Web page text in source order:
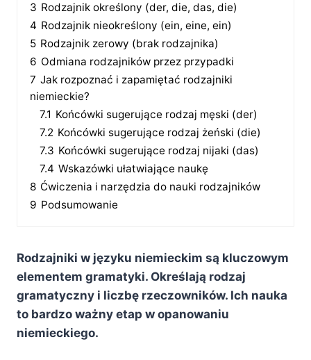
3 Rodzajnik określony (der, die, das, die)
4 Rodzajnik nieokreślony (ein, eine, ein)
5 Rodzajnik zerowy (brak rodzajnika)
6 Odmiana rodzajników przez przypadki
7 Jak rozpoznać i zapamiętać rodzajniki
niemieckie?
7.1 Końcówki sugerujące rodzaj męski (der)
7.2 Końcówki sugerujące rodzaj żeński (die)
7.3 Końcówki sugerujące rodzaj nijaki (das)
7.4 Wskazówki ułatwiające naukę
8 Ćwiczenia i narzędzia do nauki rodzajników
9 Podsumowanie
Rodzajniki w języku niemieckim są kluczowym
elementem gramatyki. Określają rodzaj
gramatyczny i liczbę rzeczowników. Ich nauka
to bardzo ważny etap w opanowaniu
niemieckiego.